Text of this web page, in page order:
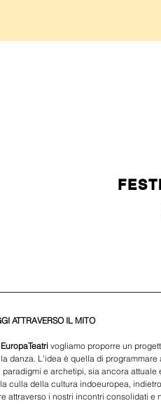
ATTRAVERSO IL MITO
EuropaTeatri vogliamo proporre un
danza. L'idea è quella di
e archetipi, sia ancora
culla della cultura indoeuropea,
attraverso i nostri incontri consolidati